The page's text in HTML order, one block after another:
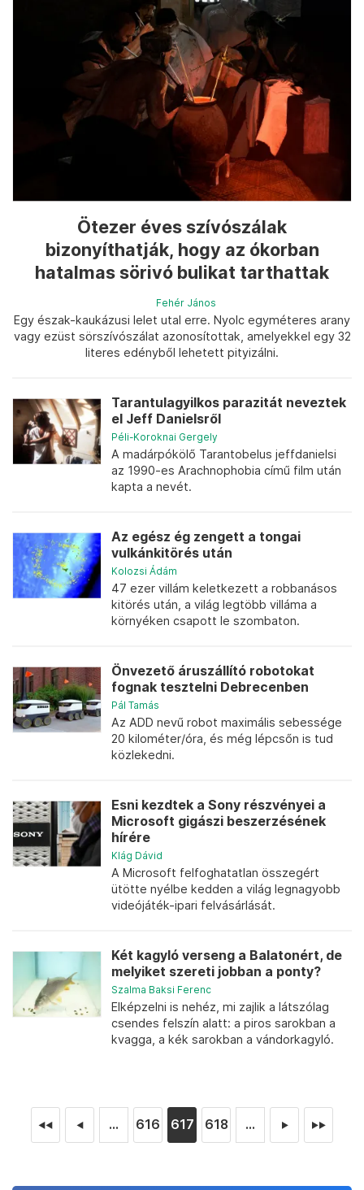
Ötezer éves szívószálak
bizonyíthatják, hogy az ókorban
hatalmas sörivó bulikat tarthattak
Fehér János
Egy észak-kaukázusi lelet utal erre. Nyolc egyméteres arany
vagy ezüst sörszívószálat azonosítottak, amelyekkel egy 32
literes edényből lehetett pityizálni.
Tarantulagyilkos parazitát neveztek
el Jeff Danielsről
Péli-Koroknai Gergely
A madárpókölő Tarantobelus jeffdanielsi
az 1990-es Arachnophobia című film után
kapta a nevét.
Az egész ég zengett a tongai
vulkánkitörés után
Kolozsi Ádám
47 ezer villám keletkezett a robbanásos
kitörés után, a világ legtöbb villáma a
környéken csapott le szombaton.
Önvezető áruszállító robotokat
fognak tesztelni Debrecenben
Pál Tamás
Az ADD nevű robot maximális sebessége
20 kilométer/óra, és még lépcsőn is tud
közlekedni.
Esni kezdtek a Sony részvényei a
Microsoft gigászi beszerzésének
hírére
Klág Dávid
A Microsoft felfoghatatlan összegért
ütötte nyélbe kedden a világ legnagyobb
videójáték-ipari felvásárlását.
Két kagyló verseng a Balatonért, de
melyiket szereti jobban a ponty?
Szalma Baksi Ferenc
Elképzelni is nehéz, mi zajlik a látszólag
csendes felszín alatt: a piros sarokban a
kvagga, a kék sarokban a vándorkagyló.
◄◄ ◄ ... 616 617 618 ... ► ►►